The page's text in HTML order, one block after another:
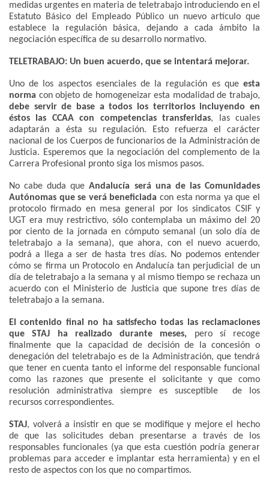
medidas urgentes en materia de teletrabajo introduciendo en el
Estatuto Básico del Empleado Público un nuevo artículo que
establece la regulación básica, dejando a cada ámbito la
negociación específica de su desarrollo normativo.
TELETRABAJO: Un buen acuerdo, que se intentará mejorar.
Uno de los aspectos esenciales de la regulación es que esta
norma con objeto de homogeneizar esta modalidad de trabajo,
debe servir de base a todos los territorios incluyendo en
éstos las CCAA con competencias transferidas, las cuales
adaptarán a ésta su regulación. Esto refuerza el carácter
nacional de los Cuerpos de funcionarios de la Administración de
Justicia. Esperemos que la negociación del complemento de la
Carrera Profesional pronto siga los mismos pasos.
No cabe duda queAndalucía será una de las Comunidades
Autónomas que se verá beneficiada con esta norma ya que el
protocolo firmado en mesa general por los sindicatos CSIF y
UGT era muy restrictivo, sólo contemplaba un máximo del 20
por ciento de la jornada en cómputo semanal (un solo día de
teletrabajo a la semana), que ahora, con el nuevo acuerdo,
podrá a llega a ser de hasta tres días. No podemos entender
cómo se firma un Protocolo en Andalucía tan perjudicial de un
día de teletrabajo a la semana y al mismo tiempo se rechaza un
acuerdo con el Ministerio de Justicia que supone tres días de
teletrabajo a la semana.
El contenido final no ha satisfecho todas las reclamaciones
que STAJ ha realizado durante meses, pero sí recoge
finalmente que la capacidad de decisión de la concesión o
denegación del teletrabajo es de la Administración, que tendrá
que tener en cuenta tanto el informe del responsable funcional
como las razones que presente el solicitante y que como
resolución administrativa siempre es susceptible de los
recursos correspondientes.
STAJ, volverá a insistir en que se modifique y mejore el hecho
de que las solicitudes deban presentarse a través de los
responsables funcionales (ya que esta cuestión podría generar
problemas para acceder e implantar esta herramienta) y en el
resto de aspectos con los que no compartimos.